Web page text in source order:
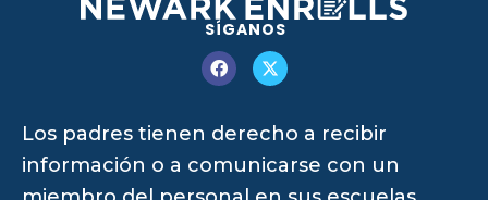
SÍGANOS
Los padres tienen derecho a recibir
información o a comunicarse con un